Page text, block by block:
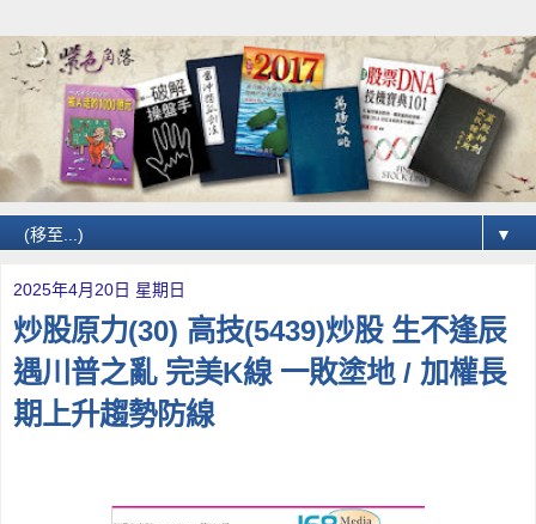
▼
2025年4月20日 星期日
炒股原力(30) 高技(5439)炒股 生不逢辰
遇川普之亂 完美K線 一敗塗地 / 加權長
期上升趨勢防線